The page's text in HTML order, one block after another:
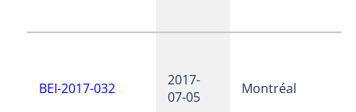
BEI-2017-032
2017-
07-05
Montréal